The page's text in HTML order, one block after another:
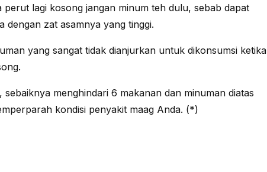
lagi kosong jangan minum teh dulu, sebab dapat
dengan zat asamnya yang tinggi.
yang sangat tidak dianjurkan untuk dikonsumsi ketika
menghindari 6 makanan dan minuman diatas
kondisi penyakit maag Anda. (*)